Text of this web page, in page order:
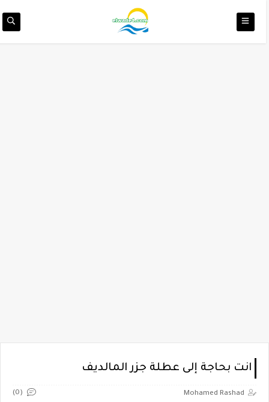
انت بحاجة إلى عطلة جزر المالديف
Mohamed Rashad
(0)